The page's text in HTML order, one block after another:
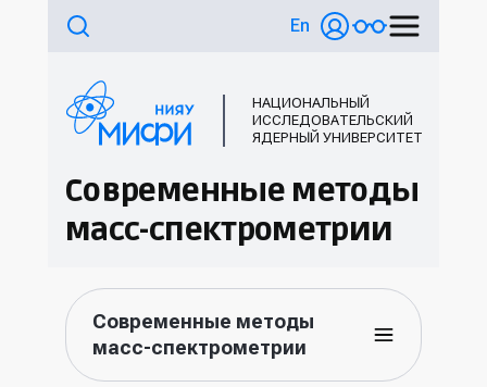
En
НАЦИОНАЛЬНЫЙ
ИССЛЕДОВАТЕЛЬСКИЙ
ЯДЕРНЫЙ УНИВЕРСИТЕТ
Современные методы
масс-спектрометрии
Современные методы
масс-спектрометрии